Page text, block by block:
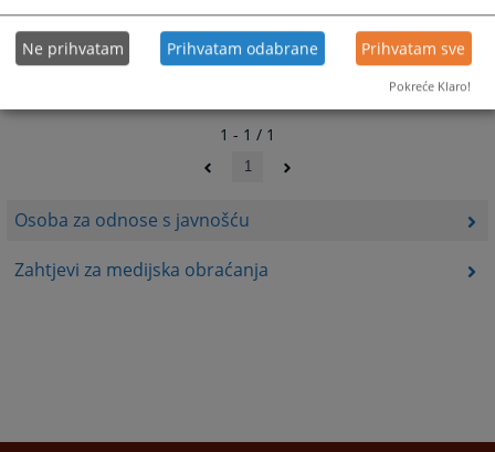
Osoba za odnose s javnošću
Zahtjevi za medijska obraćanja
1 - 1 / 1
1
Ne prihvatam Prihvatam odabrane Prihvatam sve
Pokreće Klaro!